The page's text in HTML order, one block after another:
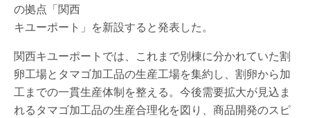
の拠点「関西
キユーポート」を新設すると発表した。
関西キユーポートでは、これまで別棟に分かれていた割
卵工場とタマゴ加工品の生産工場を集約し、割卵から加
工までの一貫生産体制を整える。今後需要拡大が見込ま
れるタマゴ加工品の生産合理化を図り、商品開発のスピ